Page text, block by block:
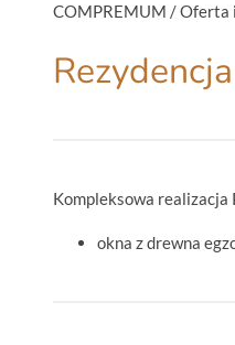
COMPREMUM /Oferta
Kompleksowa realizacja
okna z drewna